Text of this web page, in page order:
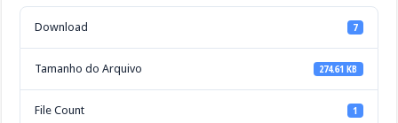
Download 7
Tamanho do Arquivo 274.61 KB
File Count 1